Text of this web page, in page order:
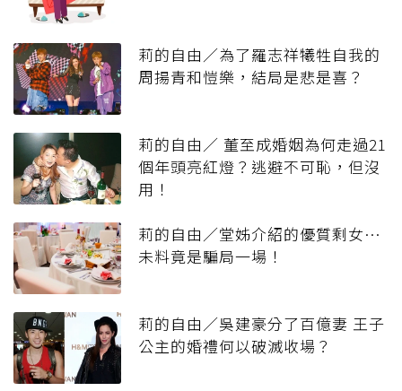
莉的自由／為了羅志祥犧牲自我的
周揚青和愷樂，結局是悲是喜？
莉的自由／ 董至成婚姻為何走過21
個年頭亮紅燈？逃避不可恥，但沒
用！
莉的自由／堂姊介紹的優質剩女…
未料竟是騙局一場！
莉的自由／吳建豪分了百億妻 王子
公主的婚禮何以破滅收場？